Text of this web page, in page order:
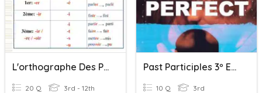
L'orthographe Des Participes Passés
20 Q 3rd - 12th
Past Participles 3º ESO
10 Q 3rd